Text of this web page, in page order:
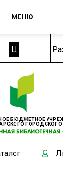
Ц
БЮДЖЕТНОЕ
ГОРОДСКОГО
МЕНЮ